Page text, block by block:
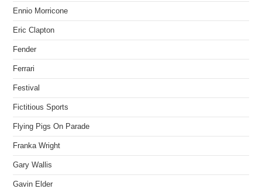
Ennio Morricone
Eric Clapton
Fender
Ferrari
Festival
Fictitious Sports
Flying Pigs On Parade
Franka Wright
Gary Wallis
Gavin Elder